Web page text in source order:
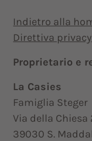
Indietro alla
Direttiva privacy
Proprietario e
La Casies
Famiglia Steger
Via della Chiesa
39030 S.